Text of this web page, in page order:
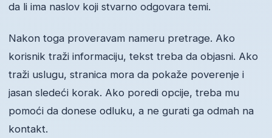
da li ima naslov koji stvarno odgovara temi.
Nakon toga proveravam nameru pretrage. Ako
korisnik traži informaciju, tekst treba da objasni. Ako
traži uslugu, stranica mora da pokaže poverenje i
jasan sledeći korak. Ako poredi opcije, treba mu
pomoći da donese odluku, a ne gurati ga odmah na
kontakt.